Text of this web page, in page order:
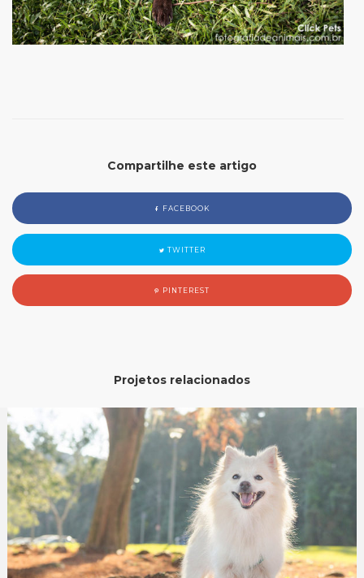
Compartilhe este artigo
FACEBOOK
TWITTER
PINTEREST
Projetos relacionados